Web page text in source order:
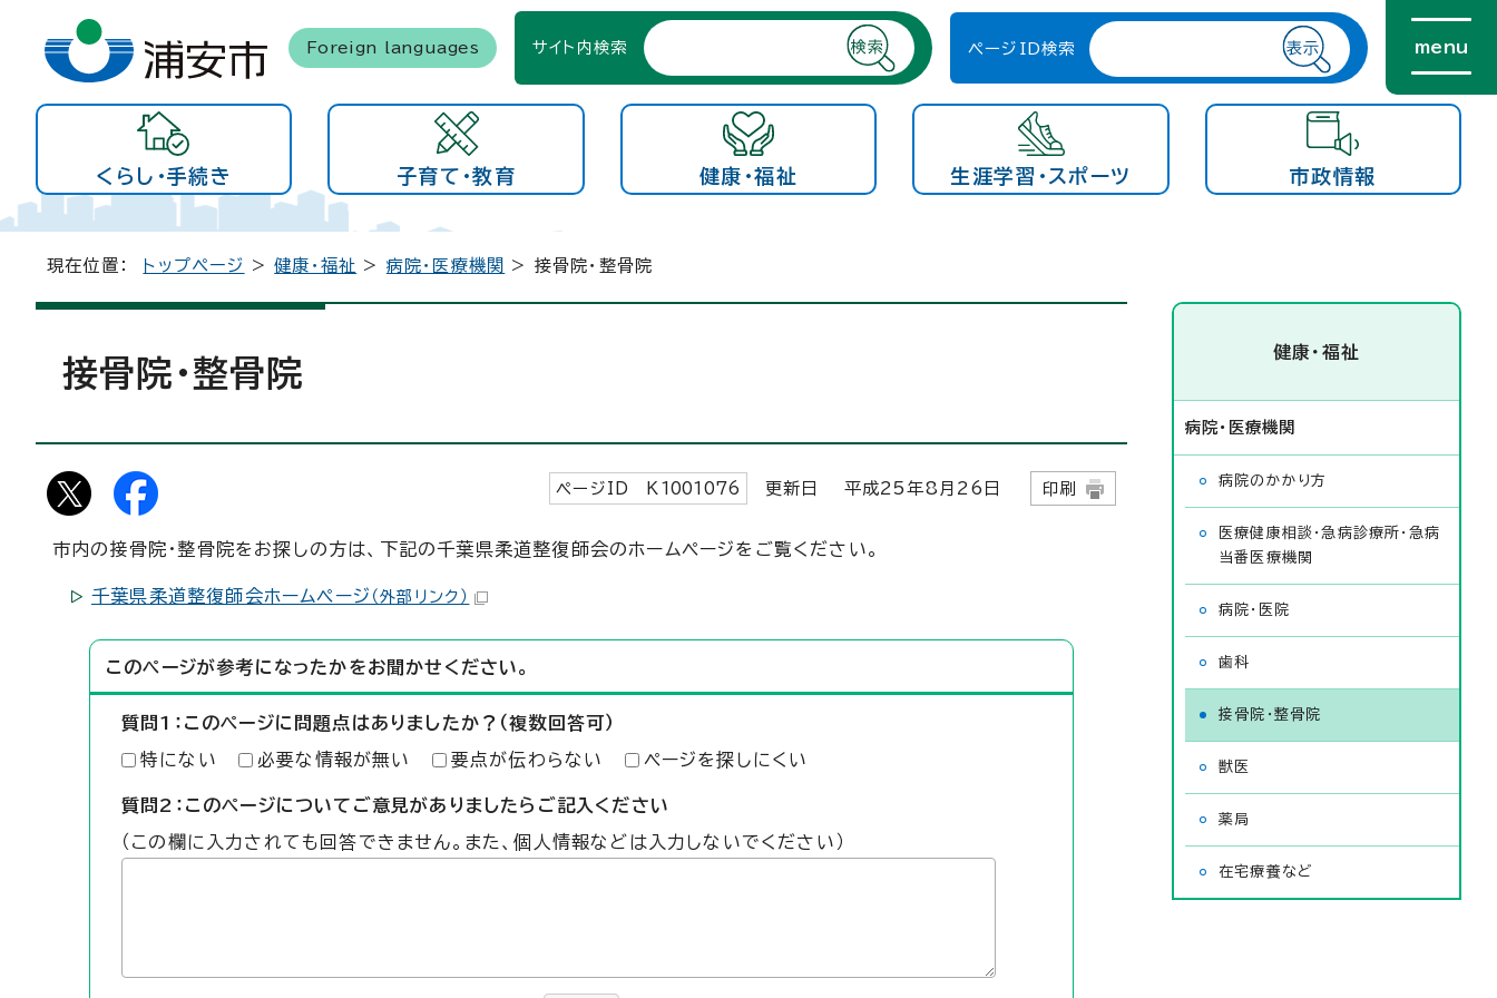
Foreign languages サイト内検索 ページID検索 menu
くらし・手続き 子育て・教育 健康・福祉 生涯学習・スポーツ 市政情報
現在位置： トップページ >健康・福祉 > 病院・医療機関 > 接骨院・整骨院
接骨院・整骨院
ページID K 1001076 更新日 平成25 年8月 26 日 印刷
市内の接骨院・整骨院をお探しの方は、下記の千葉県柔道整復師会のホームページをご覧ください。
千葉県柔道整復師会ホームページ （外部リンク）
このページが参考になったかをお聞かせください。
質問1：このページに問題点はありましたか？（複数回答可）
特にない 必要な情報が無い 要点が伝わらない ページを探しにくい
質問2：このページについてご意見がありましたらご記入ください
（この欄に入力されても回答できません。また、個人情報などは入力しないでください）
健康・福祉
病院・医療機関
病院のかかり方
医療健康相談・急病診療所・急病
当番医療機関
病院・医院
歯科
接骨院・整骨院
獣医
薬局
在宅療養など